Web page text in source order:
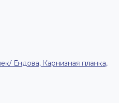
Ендова, Карнизная планка,